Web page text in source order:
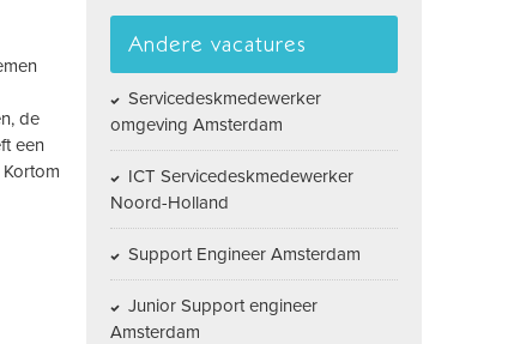
de
een
Andere vacatures
Servicedeskmedewerker
omgeving Amsterdam
ICT Servicedeskmedewerker
Noord-Holland
Support Engineer Amsterdam
Junior Support engineer
Amsterdam